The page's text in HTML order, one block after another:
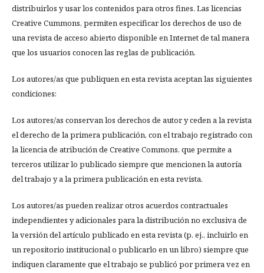
distribuirlos y usar los contenidos para otros fines. Las licencias
Creative Cummons, permiten especificar los derechos de uso de
una revista de acceso abierto disponible en Internet de tal manera
que los usuarios conocen las reglas de publicación.
Los autores/as que publiquen en esta revista aceptan las siguientes
condiciones:
Los autores/as conservan los derechos de autor y ceden a la revista
el derecho de la primera publicación, con el trabajo registrado con
la licencia de atribución de Creative Commons, que permite a
terceros utilizar lo publicado siempre que mencionen la autoría
del trabajo y a la primera publicación en esta revista.
Los autores/as pueden realizar otros acuerdos contractuales
independientes y adicionales para la distribución no exclusiva de
la versión del artículo publicado en esta revista (p. ej., incluirlo en
un repositorio institucional o publicarlo en un libro) siempre que
indiquen claramente que el trabajo se publicó por primera vez en